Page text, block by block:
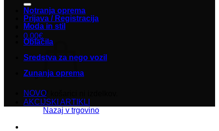
Prijava / Registracija
0,00€
V košarici ni izdelkov.
Nazaj v trgovino
Notranja oprema
Moda in stil
Oblačila
Sredstva za nego vozil
Zunanja oprema
NOVO
AKCIJSKI ARTIKLI